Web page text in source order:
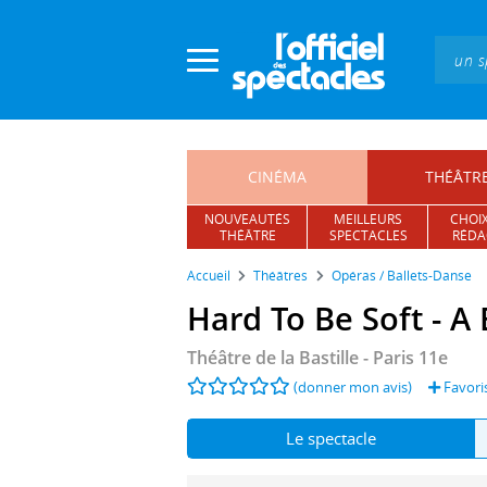
CINÉMA
NOUVEAUTÉS
THÉÂTRE
MEILLEURS
SPECTACLES
Accueil Théâtres Opéras / Ballets-Danse
Hard To Be Soft -
Théâtre de la Bastille- Paris 11e
(donner mon avis)
Le spectacle